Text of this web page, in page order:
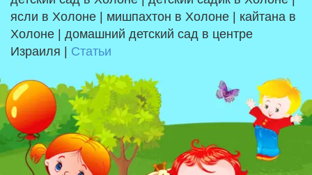
ясли в Холоне | мишпахтон в Холоне | кайтана в
Холоне | домашний детский сад в центре
Израиля | Статьи